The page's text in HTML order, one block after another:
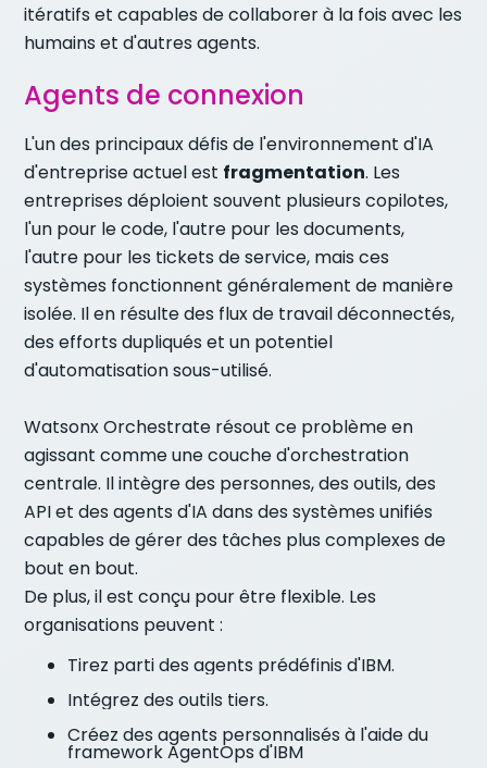
itératifs et capables de collaborer à la fois avec les
humains et d'autres agents.
Agents de connexion
L'un des principaux défis de l'environnement d'IA
d'entreprise actuel est fragmentation. Les
entreprises déploient souvent plusieurs copilotes,
l'un pour le code, l'autre pour les documents,
l'autre pour les tickets de service, mais ces
systèmes fonctionnent généralement de manière
isolée. Il en résulte des flux de travail déconnectés,
des efforts dupliqués et un potentiel
d'automatisation sous-utilisé.
Watsonx Orchestrate résout ce problème en
agissant comme une couche d'orchestration
centrale. Il intègre des personnes, des outils, des
API et des agents d'IA dans des systèmes unifiés
capables de gérer des tâches plus complexes de
bout en bout.
De plus, il est conçu pour être flexible. Les
organisations peuvent :
Tirez parti des agents prédéfinis d'IBM.
Intégrez des outils tiers.
Créez des agents personnalisés à l'aide du
framework AgentOps d'IBM